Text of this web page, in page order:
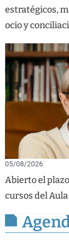
estratégicos,
ocio y
05/08/2026
Abierto el
cursos del